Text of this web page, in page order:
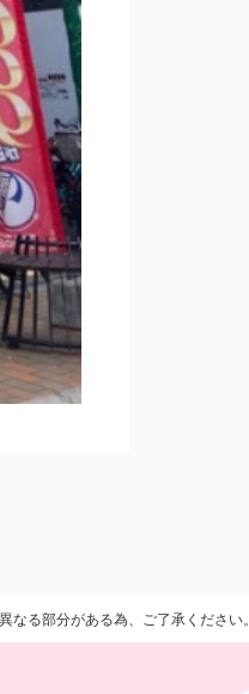
る部分がある為、ご了承ください。